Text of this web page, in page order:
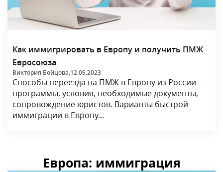
Как иммигрировать в Европу и получить ПМЖ
Евросоюза
Виктория Бойцова,12.05.2023
Способы переезда на ПМЖ в Европу из России —
программы, условия, необходимые документы,
сопровождение юристов. Варианты быстрой
иммиграции в Европу...
Европа: иммиграция